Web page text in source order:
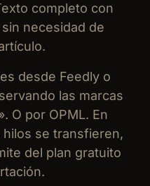
completo con
necesidad de
desde Feedly o
las marcas
O por OPML. En
se transfieren,
del plan gratuito